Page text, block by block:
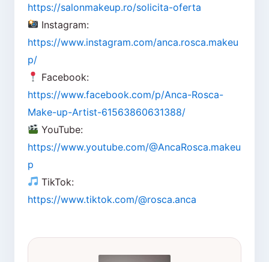
https://salonmakeup.ro/solicita-oferta
Instagram:
https://www.instagram.com/anca.rosca.makeu
p/
Facebook:
https://www.facebook.com/p/Anca-Rosca-
Make-up-Artist-61563860631388/
YouTube:
https://www.youtube.com/@AncaRosca.makeu
p
TikTok:
https://www.tiktok.com/@rosca.anca